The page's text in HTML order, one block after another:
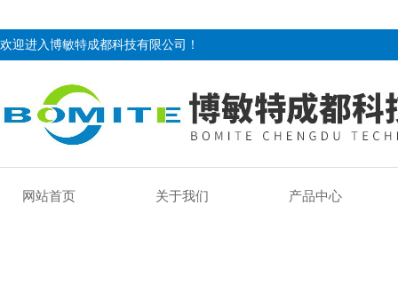
欢迎进入博敏特成都科技有限公司！
网站首页 关于我们 产品中心